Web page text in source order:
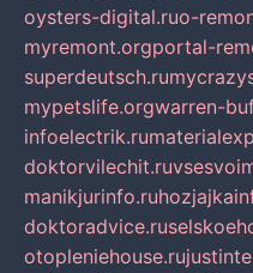
oysters-digital.ruo-
myremont.orgportal-
superdeutsch.ru
mypetslife.orgwarren-
infoelectrik.ru
doktorvilechit.ru
manikjurinfo.ru
doktoradvice.ru
otopleniehouse.ru